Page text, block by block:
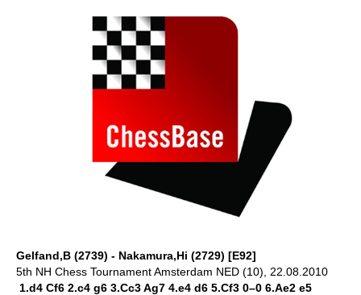
Gelfand,B (2739) - Nakamura,Hi (2729) [E92]
5th NH Chess Tournament Amsterdam NED (10), 22.08.2010
1.d4 Cf6 2.c4 g6 3.Cc3 Ag7 4.e4 d6 5.Cf3 0–0 6.Ae2 e5